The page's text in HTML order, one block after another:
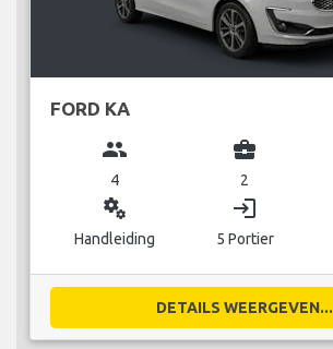
FORD KA
group
4
business_center
2
miscellaneous_services
Handleiding
login
5 Portier
DETAILS WEERGEVEN...